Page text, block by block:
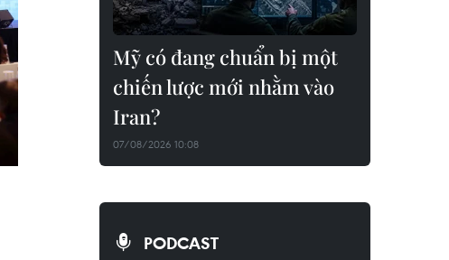
Mỹ có đang chuẩn bị một
chiến lược mới nhằm vào
Iran?
07/08/2026 10:08
PODCAST